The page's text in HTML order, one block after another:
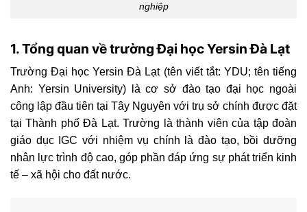
nghiệp
1. Tổng quan về trường Đại học Yersin Đà Lạt
Trường Đại học Yersin Đà Lạt (tên viết tắt: YDU; tên tiếng
Anh: Yersin University) là cơ sở đào tạo đại học ngoài
công lập đầu tiên tại Tây Nguyên với trụ sở chính được đặt
tại Thành phố Đà Lạt. Trường là thành viên của tập đoàn
giáo dục IGC với nhiệm vụ chính là đào tạo, bồi dưỡng
nhân lực trình độ cao, góp phần đáp ứng sự phát triển kinh
tế – xã hội cho đất nước.